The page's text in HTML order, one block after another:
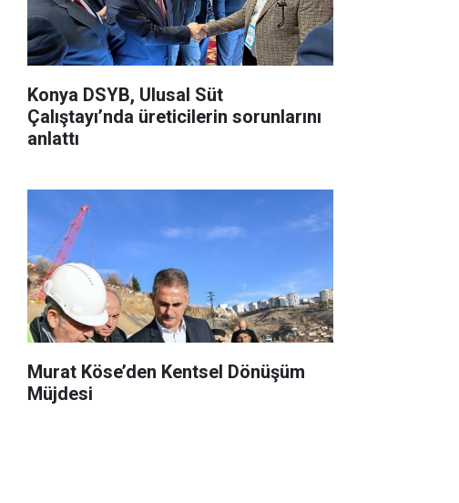
Konya DSYB, Ulusal Süt
Çalıştayı’nda üreticilerin sorunlarını
anlattı
Murat Köse’den Kentsel Dönüşüm
Müjdesi